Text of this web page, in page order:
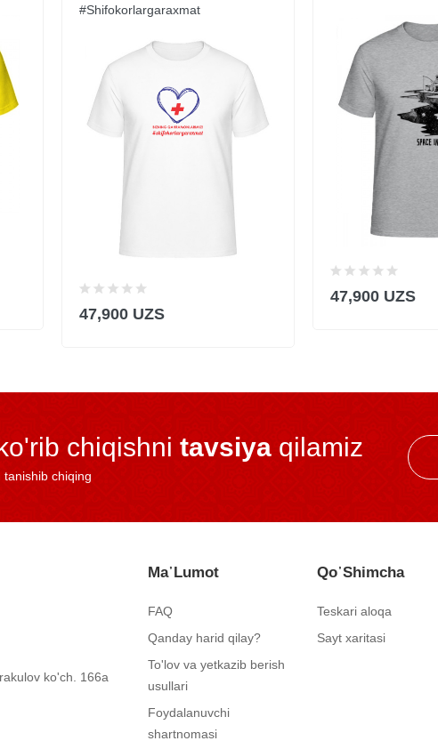
#shifokorlargaraxmat
47,900 UZS
47,900 UZS
chiqishni tavsiya qilamiz
chiqing
ko'ch. 166a
Ma᾿lumot
FAQ
Qanday harid qilay?
To'lov va yetkazib berish
usullari
Foydalanuvchi
shartnomasi
Qo᾿shimcha
Teskari aloqa
Sayt xaritasi